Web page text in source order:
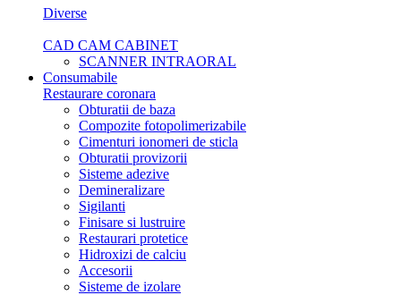
Diverse
CAD CAM CABINET
SCANNER INTRAORAL
Consumabile
Restaurare coronara
Obturatii de baza
Compozite fotopolimerizabile
Cimenturi ionomeri de sticla
Obturatii provizorii
Sisteme adezive
Demineralizare
Sigilanti
Finisare si lustruire
Restaurari protetice
Hidroxizi de calciu
Accesorii
Sisteme de izolare